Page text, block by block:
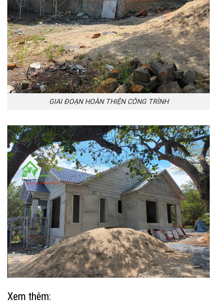
GIAI ĐOẠN HOÀN THIỆN CÔNG TRÌNH
Xem thêm: